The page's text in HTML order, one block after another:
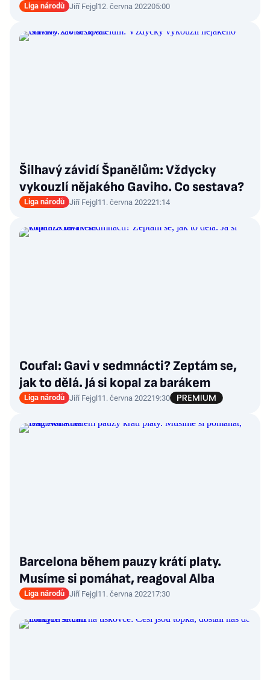
Liga národů Jiří Fejgl12. června 202205:00
Šilhavý závidí Španělům: Vždycky
vykouzlí nějakého Gaviho. Co sestava?
Liga národů Jiří Fejgl11. června 202221:14
Coufal: Gavi v sedmnácti? Zeptám se,
jak to dělá. Já si kopal za barákem
Liga národů Jiří Fejgl11. června 202219:30
Barcelona během pauzy krátí platy.
Musíme si pomáhat, reagoval Alba
Liga národů Jiří Fejgl11. června 202217:30